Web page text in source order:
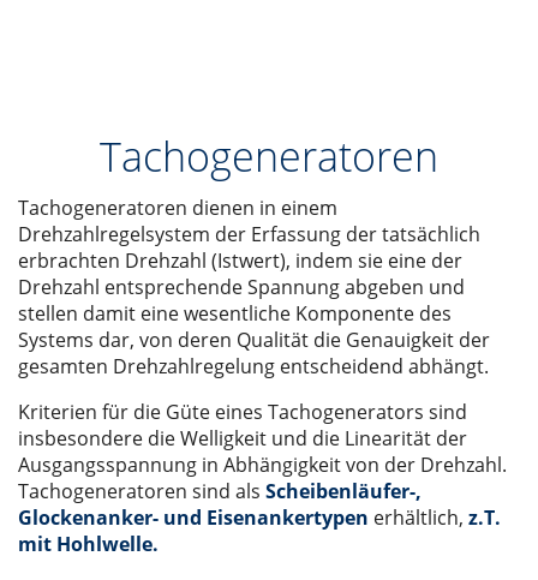
Tachogeneratoren
Tachogeneratoren dienen in einem
Drehzahlregelsystem der Erfassung der tatsächlich
erbrachten Drehzahl (Istwert), indem sie eine der
Drehzahl entsprechende Spannung abgeben und
stellen damit eine wesentliche Komponente des
Systems dar, von deren Qualität die Genauigkeit der
gesamten Drehzahlregelung entscheidend abhängt.
Kriterien für die Güte eines Tachogenerators sind
insbesondere die Welligkeit und die Linearität der
Ausgangsspannung in Abhängigkeit von der Drehzahl.
Tachogeneratoren sind als Scheibenläufer-,
Glockenanker- und Eisenankertypen erhältlich, z.T.
mit Hohlwelle.